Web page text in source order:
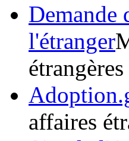
Demande
l'étranger
étrangères
affaires